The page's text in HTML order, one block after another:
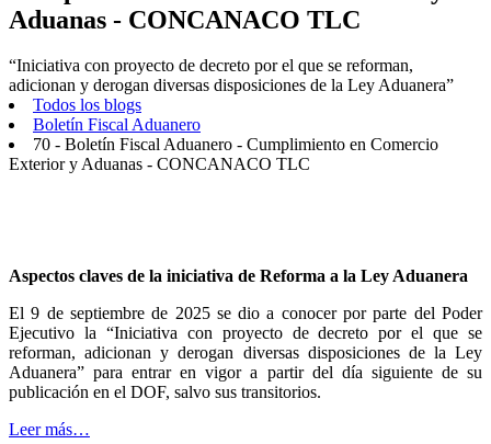
Aduanas - CONCANACO TLC
“Iniciativa con proyecto de decreto por el que se reforman,
adicionan y derogan diversas disposiciones de la Ley Aduanera”
Todos los blogs
Boletín Fiscal Aduanero
70 - Boletín Fiscal Aduanero - Cumplimiento en Comercio
Exterior y Aduanas - CONCANACO TLC
Aspectos claves de la iniciativa de Reforma a la Ley Aduanera
El 9 de septiembre de 2025 se dio a conocer por parte del Poder
Ejecutivo la “Iniciativa con proyecto de decreto por el que se
reforman, adicionan y derogan diversas disposiciones de la Ley
Aduanera” para entrar en vigor a partir del día siguiente de su
publicación en el DOF, salvo sus transitorios.
Leer más…